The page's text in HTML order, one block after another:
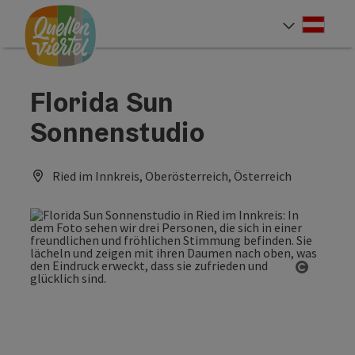
Zum Inhalt
Zur Navigation
Zum Seitenanfang
Florida Sun
Sonnenstudio
Ried im Innkreis, Oberösterreich, Österreich